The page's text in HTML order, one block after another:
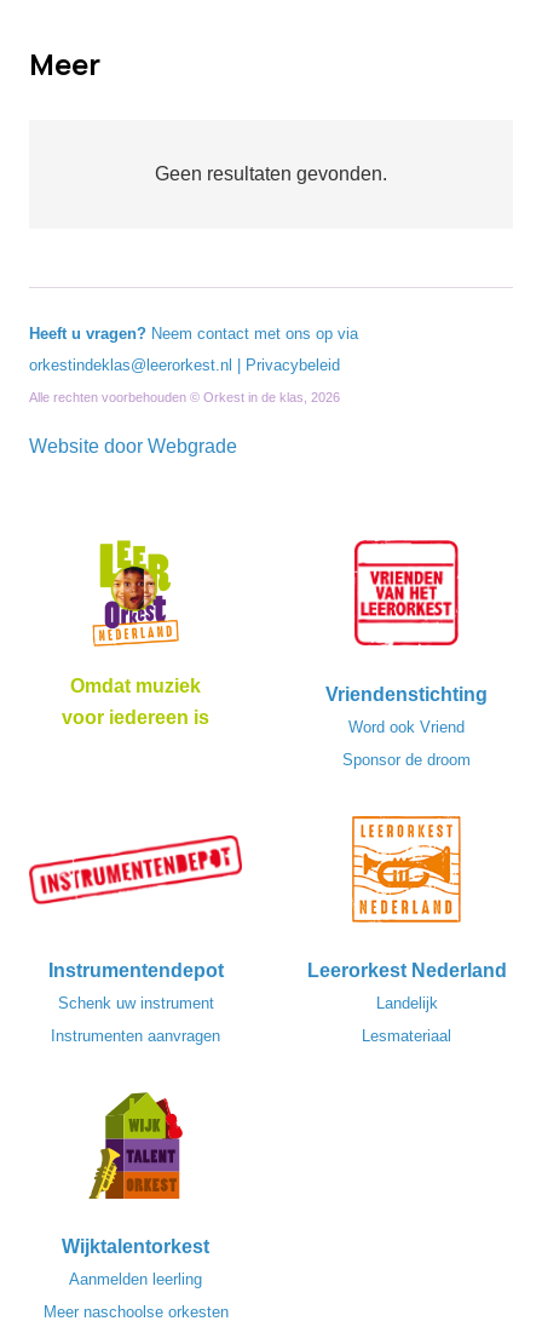
Meer
Geen resultaten gevonden.
Omdat muziek
voor iedereen is
Vriendenstichting
Word ook Vriend
Sponsor de droom
Instrumentendepot
Schenk uw instrument
Instrumenten aanvragen
Leerorkest Nederland
Landelijk
Lesmateriaal
Wijktalentorkest
Aanmelden leerling
Meer naschoolse orkesten
Heeft u vragen? Neem contact met ons op via
orkestindeklas@leerorkest.nl
Privacybeleid
Alle rechten voorbehouden © Orkest in de klas, 2026
Website door Webgrade